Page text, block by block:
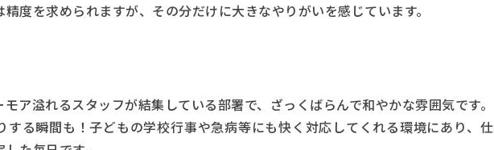
度を求められますが、その分だけに大きなやりがいを感じています。
ア溢れるスタッフが結集している部署で、ざっくばらんで和やかな雰囲気です。
する瞬間も！子どもの学校行事や急病等にも快く対応してくれる環境にあり、仕